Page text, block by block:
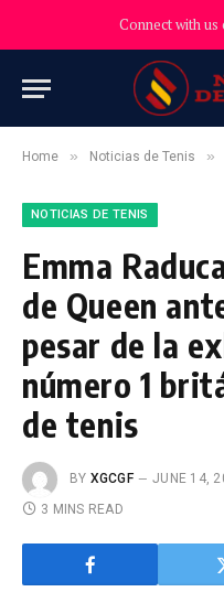
Connect with
Home » Noticias de Tenis »
NOTICIAS DE TENIS
Emma
de Queen
pesar de la
número 1
de tenis
BY XGCGF JUNE 14,
3 MINS READ